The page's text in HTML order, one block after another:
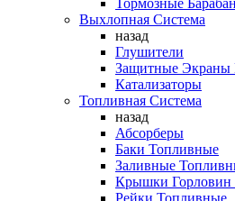
Тормозные
Выхлопная Система
назад
Глушители
Защитные Экраны
Катализаторы
Топливная Система
назад
Абсорберы
Баки Топливные
Заливные
Крышки Горловин
Рейки Топливные